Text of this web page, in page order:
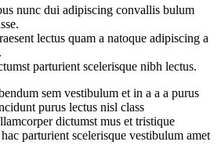
nunc dui adipiscing convallis bulum
lectus quam a natoque adipiscing a
parturient scelerisque nibh lectus.
sem vestibulum et in a a a purus
purus lectus nisl class
dictumst mus et tristique
parturient scelerisque vestibulum amet